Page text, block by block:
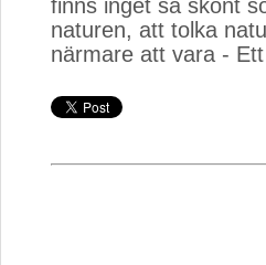
finns inget så skönt
naturen, att tolka
närmare att vara -